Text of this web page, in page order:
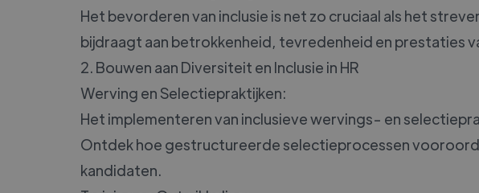
Het bevorderen van inclusie is net zo cruciaal als het
bijdraagt aan betrokkenheid, tevredenheid en prestaties
2. Bouwen aan Diversiteit en Inclusie in HR
Werving en Selectiepraktijken:
Het implementeren van inclusieve wervings- en
Ontdek hoe gestructureerde selectieprocessen
kandidaten.